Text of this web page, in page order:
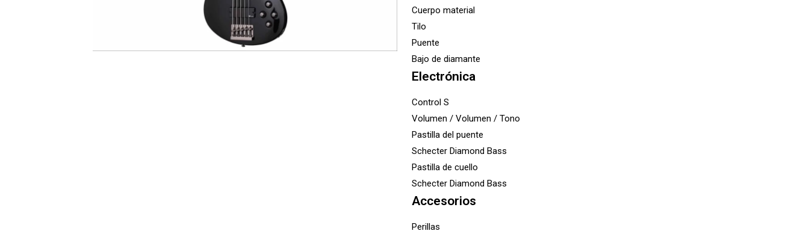
Cuerpo material
Tilo
Puente
Bajo de diamante
Electrónica
Control S
Volumen / Volumen / Tono
Pastilla del puente
Schecter Diamond Bass
Pastilla de cuello
Schecter Diamond Bass
Accesorios
Perillas